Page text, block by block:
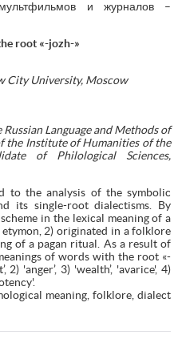
и журналов –
root «-jozh-»
City University, Moscow
Language and Methods of
the Institute of Humanities of the
of Philological Sciences,
to the analysis of the symbolic
its single-root dialectisms. By
in the lexical meaning of a
2) originated in a folklore
of a pagan ritual. As a result of
of words with the root «-
'anger’, 3) 'wealth’, 'avarice', 4)
meaning, folklore, dialect